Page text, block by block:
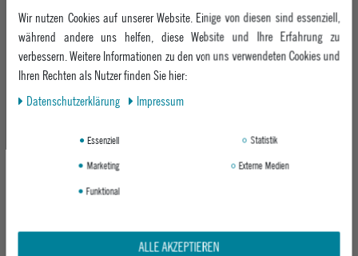
69,95 €
SOLID COLOR
SATIN PORCELAIN BLUE
UVP 59,95 €
Wir nutzen Cookies auf unserer Website. Einige von diesen sind essenziell,
während andere uns helfen, diese Website und Ihre Erfahrung zu
verbessern. Weitere Informationen zu den von uns verwendeten Cookies und
Ihren Rechten als Nutzer finden Sie hier:
Daten­schutz­erklärung
Impressum
Essenziell
Statistik
Marketing
Externe Medien
Funktional
ALLE AKZEPTIEREN